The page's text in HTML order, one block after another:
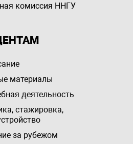
комиссия ННГУ
материалы
деятельность
стажировка,
за рубежом